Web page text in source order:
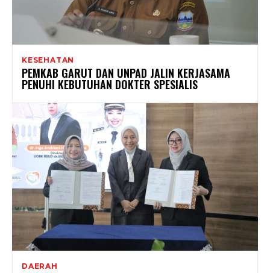
KESEHATAN
PEMKAB GARUT DAN UNPAD JALIN KERJASAMA
PENUHI KEBUTUHAN DOKTER SPESIALIS
DAERAH